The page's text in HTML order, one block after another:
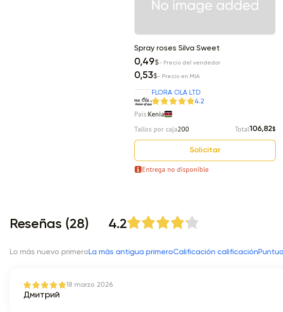
Spray roses Silva Sweet
0,49$- Precio del vendedor
0,53$- Precio en MIA
FLORA OLA LTD
4.2
País:Kenia
Tallos por caja200 Total106,82$
Solicitar
Entrega no disponible
Reseñas (28) 4.2
Lo más nuevo primeroLa más antigua primeroCalificación calificación
18 marzo 2026
Дмитрий